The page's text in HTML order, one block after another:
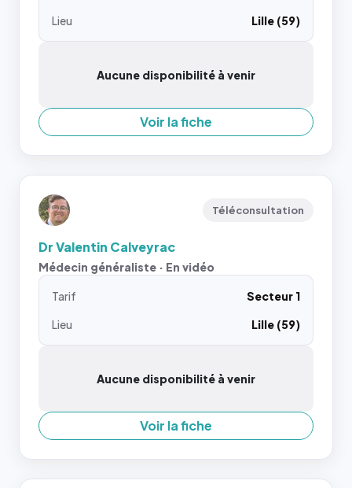
Lieu
Lille (59)
Aucune disponibilité à venir
Voir la fiche
Téléconsultation
Dr Valentin Calveyrac
Médecin généraliste · En vidéo
Tarif
Secteur 1
Lieu
Lille (59)
Aucune disponibilité à venir
Voir la fiche